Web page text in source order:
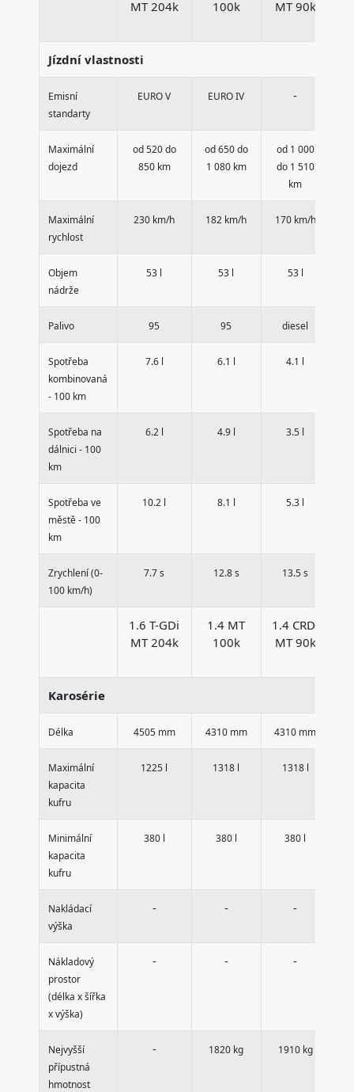
MT 204k
100k
MT 90k
Jízdní vlastnosti
Emisní
standarty
EURO V EURO IV -
Maximální
dojezd
od 520 do
850 km
od 650 do
1 080 km
od 1 000
do 1 510
km
Maximální
rychlost
230 km/h 182 km/h 170 km/h
Objem
nádrže
53 l 53 l 53 l
Palivo 95 95 diesel
Spotřeba
kombinovaná
- 100 km
7.6 l 6.1 l 4.1 l
Spotřeba na
dálnici - 100
km
6.2 l 4.9 l 3.5 l
Spotřeba ve
městě - 100
km
10.2 l 8.1 l 5.3 l
Zrychlení (0-
100 km/h)
7.7 s 12.8 s 13.5 s
1.6 T-GDi
MT 204k
1.4 MT
100k
1.4 CRDi
MT 90k
Karosérie
Délka 4505 mm 4310 mm 4310 mm
Maximální
kapacita
kufru
1225 l 1318 l 1318 l
Minimální
kapacita
kufru
380 l 380 l 380 l
Nakládací
výška
- - -
Nákladový
prostor
(délka x šířka
x výška)
- - -
Nejvyšší
přípustná
hmotnost
- 1820 kg 1910 kg